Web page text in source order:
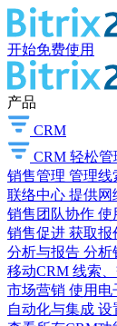
开始免费使用
产品
CRM
CRM 轻松管
销售管理 管理线
联络中心 提供网
销售团队协作 使
销售促进 获取报
分析与报告 分析
移动CRM 线索
市场营销 使用电
自动化与集成 设